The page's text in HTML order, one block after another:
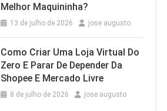
Melhor Maquininha?
13 de julho de 2026 jose augusto
Como Criar Uma Loja Virtual Do
Zero E Parar De Depender Da
Shopee E Mercado Livre
8 de julho de 2026 jose augusto